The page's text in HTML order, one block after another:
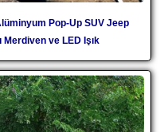
Pop-Up SUV Jeep
ve LED Işık